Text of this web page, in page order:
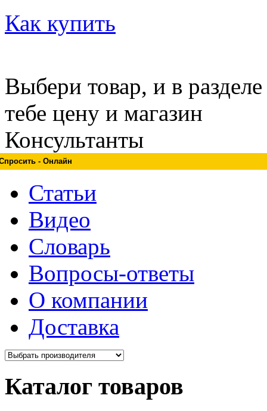
Как купить
Выбери товар, и в
тебе цену и магазин
Консультанты
- Онлайн
Статьи
Видео
Словарь
Вопросы-ответы
О компании
Доставка
Каталог товаров